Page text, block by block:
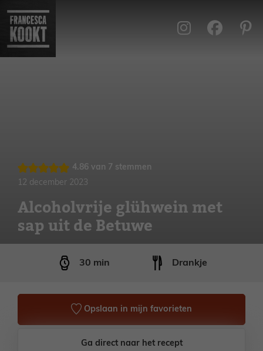
naar
inhoud
12 december 2023
4.86van 7 stemmen
Alcoholvrije glühwein met
sap uit de Betuwe
30 minuten
min Drankje
Opslaan in mijn favorieten
Ga direct naar het recept